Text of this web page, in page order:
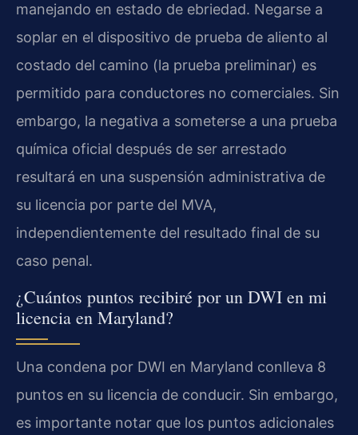
manejando en estado de ebriedad. Negarse a
soplar en el dispositivo de prueba de aliento al
costado del camino (la prueba preliminar) es
permitido para conductores no comerciales. Sin
embargo, la negativa a someterse a una prueba
química oficial después de ser arrestado
resultará en una suspensión administrativa de
su licencia por parte del MVA,
independientemente del resultado final de su
caso penal.
¿Cuántos puntos recibiré por un DWI en mi
licencia en Maryland?
Una condena por DWI en Maryland conlleva 8
puntos en su licencia de conducir. Sin embargo,
es importante notar que los puntos adicionales